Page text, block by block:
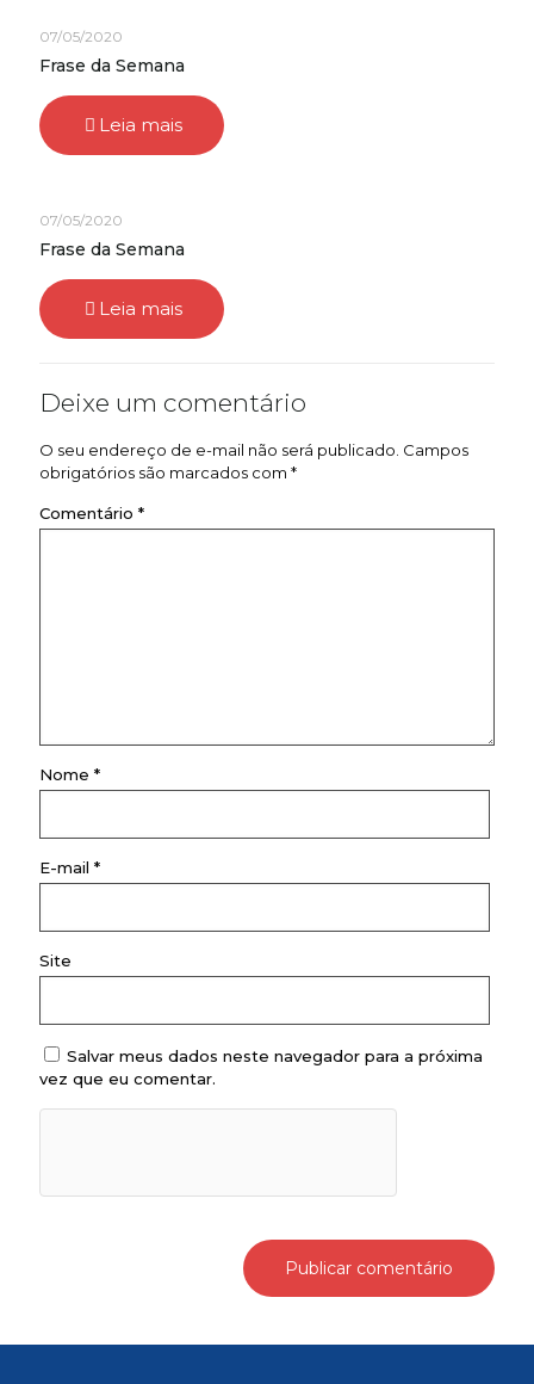
07/05/2020
Frase da Semana
Leia mais
07/05/2020
Frase da Semana
Leia mais
Deixe um comentário
O seu endereço de e-mail não será publicado. Campos
obrigatórios são marcados com *
Comentário *
Nome *
E-mail *
Site
Salvar meus dados neste navegador para a próxima
vez que eu comentar.